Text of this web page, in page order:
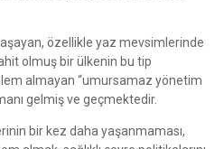
özellikle yaz mevsimlerinde
olmuş bir ülkenin bu tip
almayan “umursamaz yönetim
gelmiş ve geçmektedir.
bir kez daha yaşanmaması,